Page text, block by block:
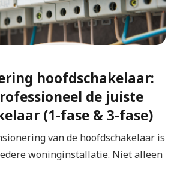
hoofdschakelaar:
de juiste
(1-fase & 3-fase)
van de hoofdschakelaar is
woninginstallatie. Niet alleen